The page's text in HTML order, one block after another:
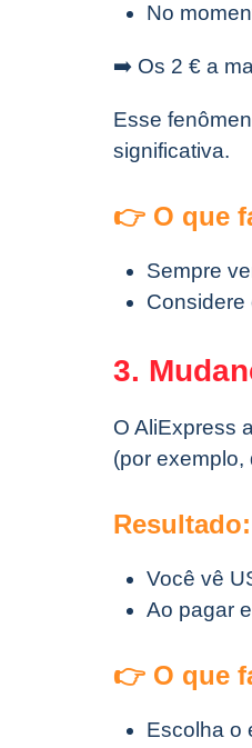
No
➡️ Os 2 € a
Esse
significativa.
👉 O que
Sempre
Considere
3.
O AliExpress
(por exemplo,
Resultado:
Você vê
Ao pagar
👉 O que
Escolha o